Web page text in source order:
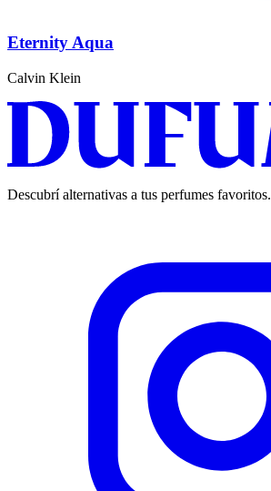
Eternity Aqua
Calvin Klein
Descubrí alternativas a tus perfumes favoritos.